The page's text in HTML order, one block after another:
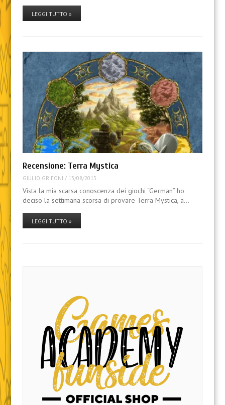
LEGGI TUTTO »
Recensione: Terra Mystica
GIULIO GRIFONI / 13/08/2015
Vista la mia scarsa conoscenza dei giochi “German” ho
deciso la settimana scorsa di provare Terra Mystica, a…
LEGGI TUTTO »